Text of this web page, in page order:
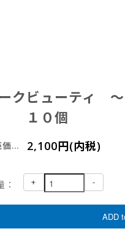
クビューティ
１０個
販売価格： 2,100円(内税)
： + -